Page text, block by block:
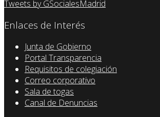
Tweets by GSocialesMadrid
Enlaces de Interés
Junta de Gobierno
Portal Transparencia
Requisitos de colegiación
Correo corporativo
Sala de togas
Canal de Denuncias